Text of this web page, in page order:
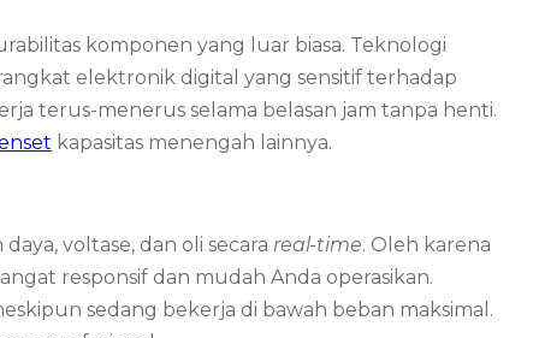
komponen yang luar biasa. Teknologi
elektronik digital yang sensitif terhadap
terus-menerus selama belasan jam tanpa henti.
kapasitas menengah lainnya.
voltase, dan oli secara real-time. Oleh karena
responsif dan mudah Anda operasikan.
sedang bekerja di bawah beban maksimal.